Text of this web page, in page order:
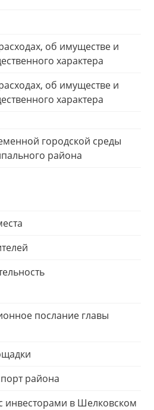
об имуществе и
характера
об имуществе и
характера
городской среды
района
послание главы
района
инвесторами в Шелковском